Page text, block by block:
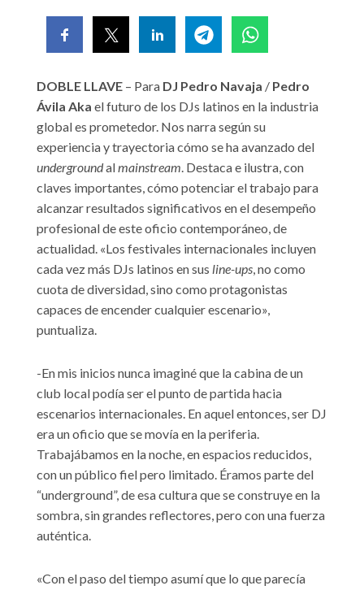
DOBLE LLAVE – Para DJ Pedro Navaja / Pedro
Ávila Aka el futuro de los DJs latinos en la industria
global es prometedor. Nos narra según su
experiencia y trayectoria cómo se ha avanzado del
undergroundalmainstream. Destaca e ilustra, con
claves importantes, cómo potenciar el trabajo para
alcanzar resultados significativos en el desempeño
profesional de este oficio contemporáneo, de
actualidad. «Los festivales internacionales incluyen
cada vez más DJs latinos en sus line-ups, no como
cuota de diversidad, sino como protagonistas
capaces de encender cualquier escenario»,
puntualiza.
-En mis inicios nunca imaginé que la cabina de un
club local podía ser el punto de partida hacia
escenarios internacionales. En aquel entonces, ser DJ
era un oficio que se movía en la periferia.
Trabajábamos en la noche, en espacios reducidos,
con un público fiel pero limitado. Éramos parte del
“underground”, de esa cultura que se construye en la
sombra, sin grandes reflectores, pero con una fuerza
auténtica.
«Con el paso del tiempo asumí que lo que parecía